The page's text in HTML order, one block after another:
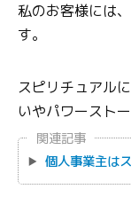
私のお客様には
す。
スピリチュアル
いやパワースト
関連記事
個人事業主は